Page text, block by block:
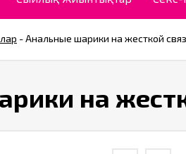
-Анальные шарики на жесткой
на